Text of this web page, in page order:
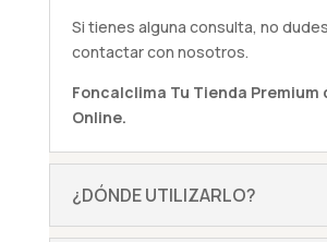
Si tienes alguna consulta, no
contactar con nosotros.
Foncalclima Tu Tienda Premium
Online.
¿DÓNDE UTILIZARLO?